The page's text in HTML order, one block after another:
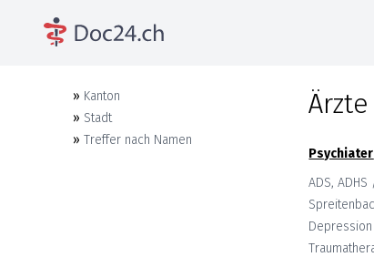
» Kanton
» Stadt
» Treffer nach Namen
Psychiater
ADS,
Depression